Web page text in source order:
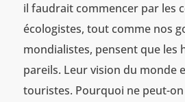
il faudrait commencer par les
écologistes, tout comme nos
mondialistes, pensent que les
pareils. Leur vision du monde
touristes. Pourquoi ne peut-on